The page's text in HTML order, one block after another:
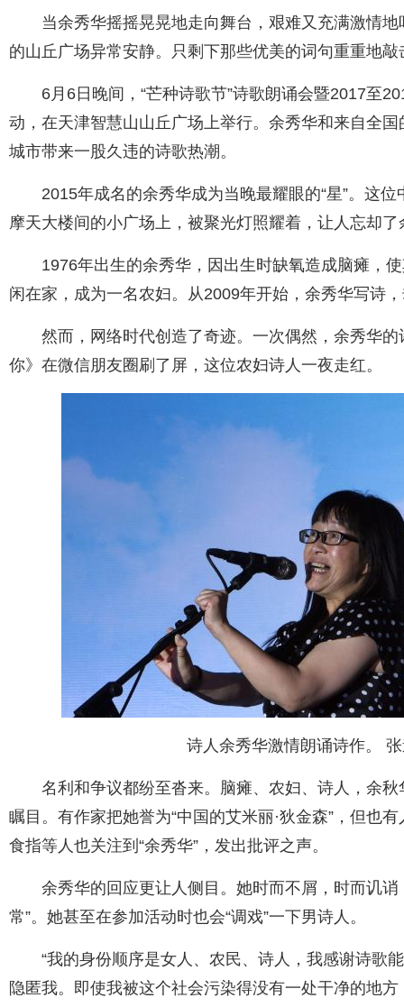
当余秀华摇摇晃晃地走向舞台，艰难又充满激情
的山丘广场异常安静。只剩下那些优美的词句重重地
6月6日晚间，“芒种诗歌节”诗歌朗诵会暨2017至
动，在天津智慧山山丘广场上举行。余秀华和来自全
城市带来一股久违的诗歌热潮。
2015年成名的余秀华成为当晚最耀眼的“星”。这
摩天大楼间的小广场上，被聚光灯照耀着，让人忘却
1976年出生的余秀华，因出生时缺氧造成脑瘫，
闲在家，成为一名农妇。从2009年开始，余秀华写诗
然而，网络时代创造了奇迹。一次偶然，余秀华
你》在微信朋友圈刷了屏，这位农妇诗人一夜走红。
诗人余秀华激情朗诵诗作。
名利和争议都纷至沓来。脑瘫、农妇、诗人，余
瞩目。有作家把她誉为“中国的艾米丽·狄金森”，但也
食指等人也关注到“余秀华”，发出批评之声。
余秀华的回应更让人侧目。她时而不屑，时而讥
常”。她甚至在参加活动时也会“调戏”一下男诗人。
“我的身份顺序是女人、农民、诗人，我感谢诗歌
隐匿我。即使我被这个社会污染得没有一处干净的地